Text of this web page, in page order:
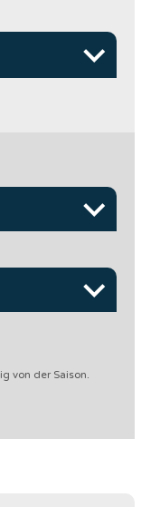
von der Saison.